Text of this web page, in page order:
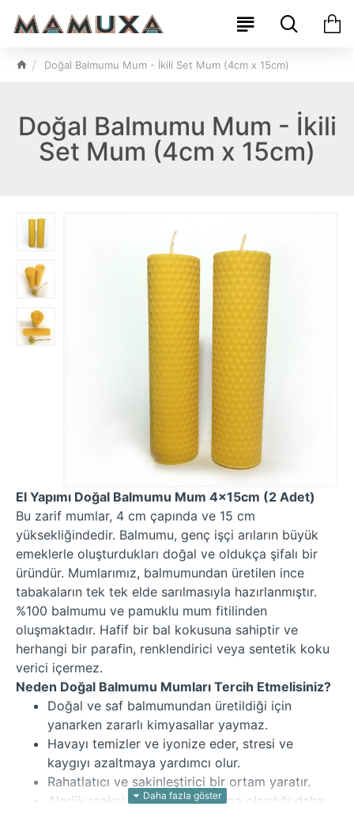
Doğal Balmumu Mum - İkili Set Mum (4cm x 15cm)
Doğal Balmumu Mum - İkili
Set Mum (4cm x 15cm)
El Yapımı Doğal Balmumu Mum 4x15cm (2 Adet)
Bu zarif mumlar, 4 cm çapında ve 15 cm
yüksekliğindedir. Balmumu, genç işçi arıların büyük
emeklerle oluşturdukları doğal ve oldukça şifalı bir
üründür. Mumlarımız, balmumundan üretilen ince
tabakaların tek tek elde sarılmasıyla hazırlanmıştır.
%100 balmumu ve pamuklu mum fitilinden
oluşmaktadır. Hafif bir bal kokusuna sahiptir ve
herhangi bir parafin, renklendirici veya sentetik koku
verici içermez.
Neden Doğal Balmumu Mumları Tercih Etmelisiniz?
Doğal ve saf balmumundan üretildiği için
yanarken zararlı kimyasallar yaymaz.
Havayı temizler ve iyonize eder, stresi ve
kaygıyı azaltmaya yardımcı olur.
Rahatlatıcı ve sakinleştirici bir ortam yaratır.
Alerjik reaksiyonlara neden olma olasılığı daha